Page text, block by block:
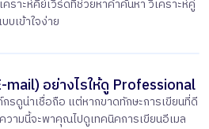
ราะห์คีย์เวิร์ดที่ช่วยหาคำค้นหา วิเคราะห์คู่
เข้าใจง่าย
mail) อย่างไรให้ดู Professional
รดูน่าเชื่อถือ แต่หากขาดทักษะการเขียนที่ดี
ามนี้จะพาคุณไปดูเทคนิคการเขียนอีเมล